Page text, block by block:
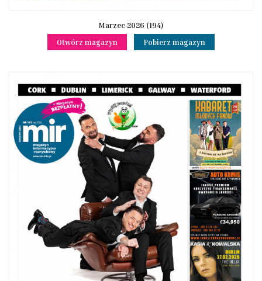
Marzec 2026 (194)
Otwórz magazyn
Pobierz magazyn